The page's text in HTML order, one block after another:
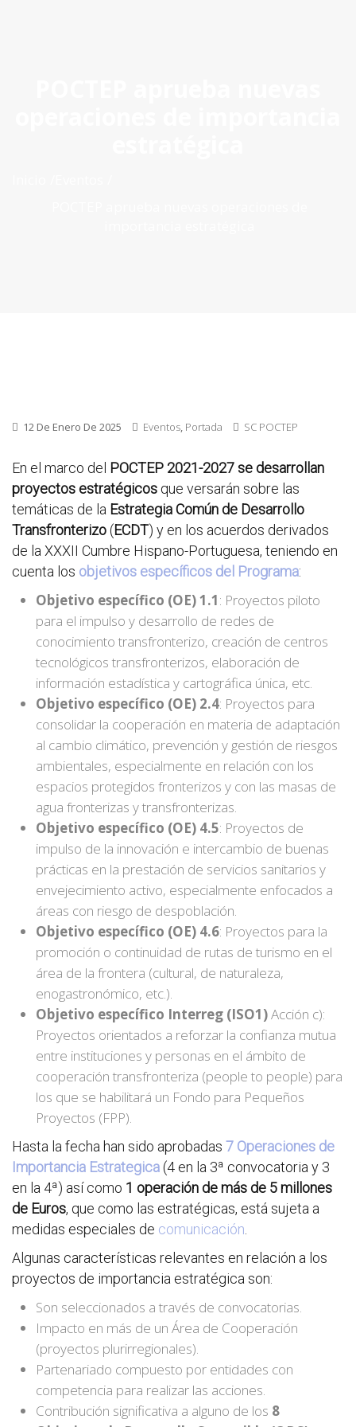
12 De Enero De 2025 Eventos, Portada SC POCTEP
En el marco del POCTEP 2021-2027 se desarrollan
proyectos estratégicos que versarán sobre las
temáticas de la Estrategia Común de Desarrollo
Transfronterizo(ECDT) y en los acuerdos derivados
de la XXXII Cumbre Hispano-Portuguesa, teniendo en
cuenta los objetivos específicos del Programa:
Objetivo específico (OE) 1.1: Proyectos piloto
para el impulso y desarrollo de redes de
conocimiento transfronterizo, creación de centros
tecnológicos transfronterizos, elaboración de
información estadística y cartográfica única, etc.
Objetivo específico (OE) 2.4: Proyectos para
consolidar la cooperación en materia de adaptación
al cambio climático, prevención y gestión de riesgos
ambientales, especialmente en relación con los
espacios protegidos fronterizos y con las masas de
agua fronterizas y transfronterizas.
Objetivo específico (OE) 4.5: Proyectos de
impulso de la innovación e intercambio de buenas
prácticas en la prestación de servicios sanitarios y
envejecimiento activo, especialmente enfocados a
áreas con riesgo de despoblación.
Objetivo específico (OE) 4.6: Proyectos para la
promoción o continuidad de rutas de turismo en el
área de la frontera (cultural, de naturaleza,
enogastronómico, etc.).
Objetivo específico Interreg (ISO1)Acción c):
Proyectos orientados a reforzar la confianza mutua
entre instituciones y personas en el ámbito de
cooperación transfronteriza (people to people) para
los que se habilitará un Fondo para Pequeños
Proyectos (FPP).
Hasta la fecha han sido aprobadas 7 Operaciones de
Importancia Estrategica(4 en la 3ª convocatoria y 3
en la 4ª) así como 1 operación de más de 5 millones
de Euros, que como las estratégicas, está sujeta a
medidas especiales de comunicación
Algunas características relevantes en relación a los
proyectos de importancia estratégica son:
Son seleccionados a través de convocatorias.
Impacto en más de un Área de Cooperación
(proyectos plurirregionales).
Partenariado compuesto por entidades con
competencia para realizar las acciones.
Contribución significativa a alguno de los 8